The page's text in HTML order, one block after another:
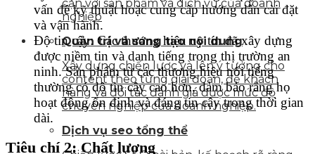
cận với sản phẩm và dịch vụ của doanh
nghiệp
Quản trị và sáng tạo nội dung
Xây dựng chiến lược và lên ý tưởng cho
content theo từng giai đoạn, để khách
hàng và đối tác đánh giá được mức độ
chuyên nghiệp của doanh nghiệp.
Dịch vụ seo tổng thể
vấn đề kỹ thuật hoặc cung cấp hướng dẫn cài đặt
và vận hành.
Độ tin cậy: Các thương hiệu uy tín đã xây dựng
được niềm tin và danh tiếng trong thị trường an
ninh. Sản phẩm từ các thương hiệu nổi tiếng
thường có độ tin cậy cao hơn, đảm bảo rằng họ
hoạt động ổn định và đáng tin cậy trong thời gian
dài.
Tiêu chí 2: Chất lượng